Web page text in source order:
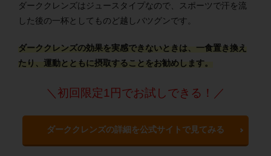
ダーククレンズはジュースタイプなので、スポーツで汗を流
した後の一杯としてものど越しバツグンです。
ダーククレンズの効果を実感できないときは、一食置き換え
たり、運動とともに摂取することをお勧めします。
＼初回限定1円でお試しできる！／
ダーククレンズの詳細を公式サイトで見てみる